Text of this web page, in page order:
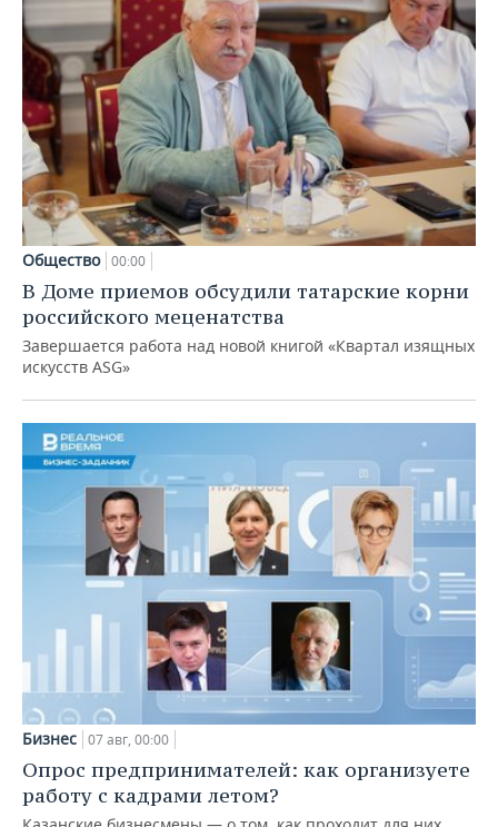
Общество 00:00
В Доме приемов обсудили татарские корни
российского меценатства
Завершается работа над новой книгой «Квартал изящных
искусств ASG»
Бизнес 07 авг, 00:00
Опрос предпринимателей: как организуете
работу с кадрами летом?